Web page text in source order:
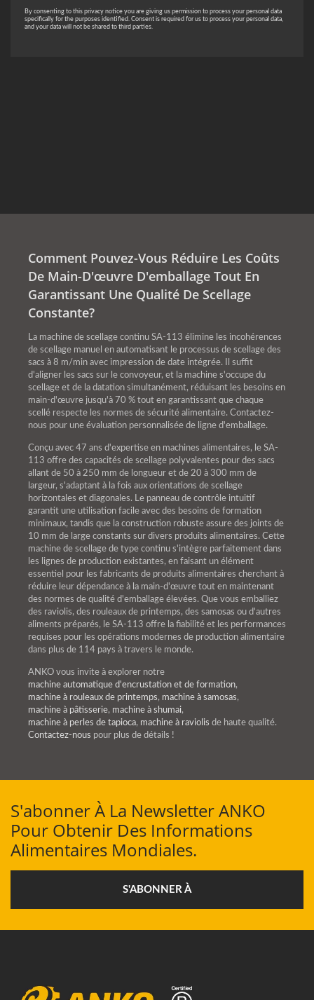
Comment Pouvez-Vous Réduire Les Coûts
De Main-D'œuvre D'emballage Tout En
Garantissant Une Qualité De Scellage
Constante?
La machine de scellage continu SA-113 élimine les incohérences
de scellage manuel en automatisant le processus de scellage des
sacs à 8 m/min avec impression de date intégrée. Il suffit
d'aligner les sacs sur le convoyeur, et la machine s'occupe du
scellage et de la datation simultanément, réduisant les besoins en
main-d'œuvre jusqu'à 70 % tout en garantissant que chaque
scellé respecte les normes de sécurité alimentaire. Contactez-
nous pour une évaluation personnalisée de ligne d'emballage.
Conçu avec 47 ans d'expertise en machines alimentaires, le SA-
113 offre des capacités de scellage polyvalentes pour des sacs
allant de 50 à 250 mm de longueur et de 20 à 300 mm de
largeur, s'adaptant à la fois aux orientations de scellage
horizontales et diagonales. Le panneau de contrôle intuitif
garantit une utilisation facile avec des besoins de formation
minimaux, tandis que la construction robuste assure des joints de
10 mm de large constants sur divers produits alimentaires. Cette
machine de scellage de type continu s'intègre parfaitement dans
les lignes de production existantes, en faisant un élément
essentiel pour les fabricants de produits alimentaires cherchant à
réduire leur dépendance à la main-d'œuvre tout en maintenant
des normes de qualité d'emballage élevées. Que vous emballiez
des raviolis, des rouleaux de printemps, des samosas ou d'autres
aliments préparés, le SA-113 offre la fiabilité et les performances
requises pour les opérations modernes de production alimentaire
dans plus de 114 pays à travers le monde.
ANKO vous invite à explorer notre
machine automatique d'encrustation et de formation,
machine à rouleaux de printemps, machine à samosas,
machine à pâtisserie, machine à shumai,
machine à perles de tapioca, machine à raviolis de haute qualité.
Contactez-nous pour plus de détails !
S'abonner À La Newsletter ANKO
Pour Obtenir Des Informations
Alimentaires Mondiales.
S'ABONNER À